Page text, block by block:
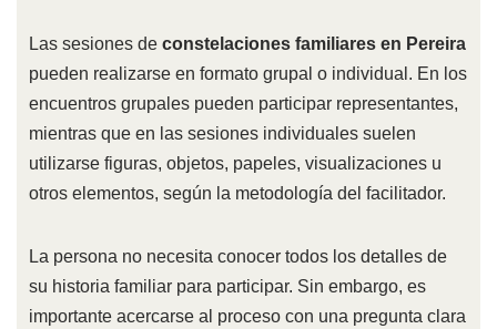
Las sesiones de constelaciones familiares en Pereira
pueden realizarse en formato grupal o individual. En los
encuentros grupales pueden participar representantes,
mientras que en las sesiones individuales suelen
utilizarse figuras, objetos, papeles, visualizaciones u
otros elementos, según la metodología del facilitador.
La persona no necesita conocer todos los detalles de
su historia familiar para participar. Sin embargo, es
importante acercarse al proceso con una pregunta clara